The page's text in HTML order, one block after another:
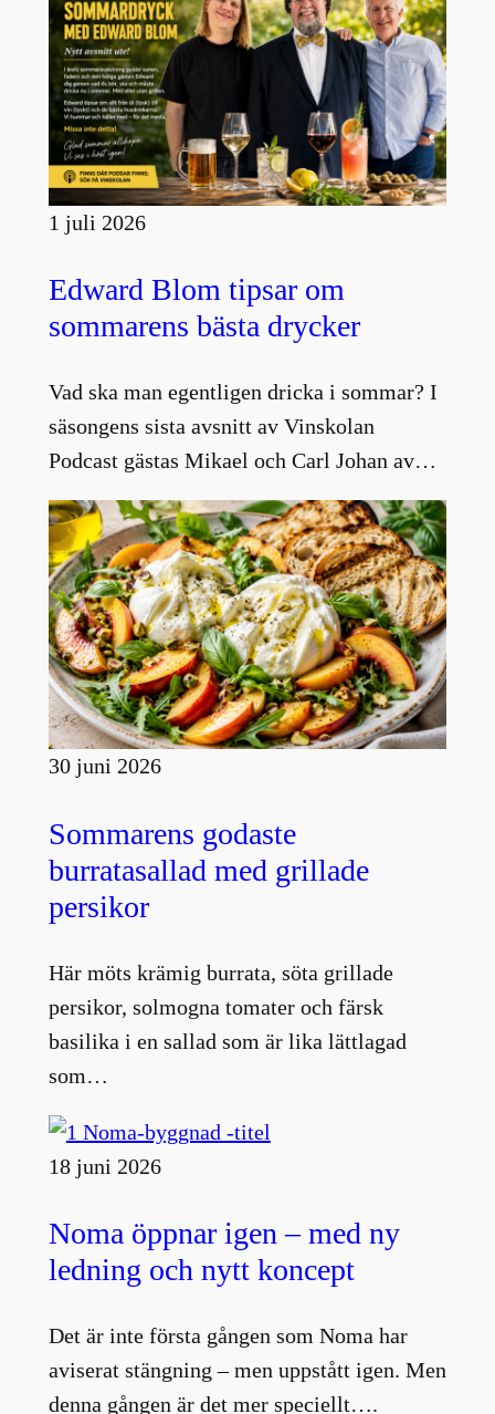
1 juli 2026
Edward Blom tipsar om
sommarens bästa drycker
Vad ska man egentligen dricka i sommar? I
säsongens sista avsnitt av Vinskolan
Podcast gästas Mikael och Carl Johan av…
30 juni 2026
Sommarens godaste
burratasallad med grillade
persikor
Här möts krämig burrata, söta grillade
persikor, solmogna tomater och färsk
basilika i en sallad som är lika lättlagad
som…
18 juni 2026
Noma öppnar igen – med ny
ledning och nytt koncept
Det är inte första gången som Noma har
aviserat stängning – men uppstått igen. Men
denna gången är det mer speciellt….